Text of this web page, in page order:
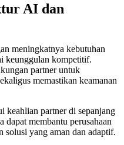
AI dan
meningkatnya kebutuhan
keunggulan kompetitif.
partner untuk
memastikan keamanan
keahlian partner di sepanjang
dapat membantu perusahaan
solusi yang aman dan adaptif.